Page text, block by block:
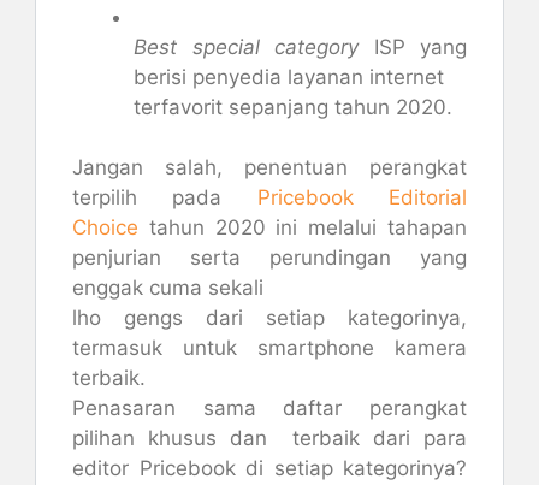
Best special categoryISP yang
berisi penyedia layanan internet
terfavorit sepanjang tahun 2020.
Jangan salah, penentuan perangkat
terpilih pada Pricebook Editorial
Choice tahun 2020 ini melalui tahapan
penjurian serta perundingan yang
enggak cuma sekali
lho gengs dari setiap kategorinya,
termasuk untuk smartphone kamera
terbaik.
Penasaran sama daftar perangkat
pilihan khusus dan terbaik dari para
editor Pricebook di setiap kategorinya?